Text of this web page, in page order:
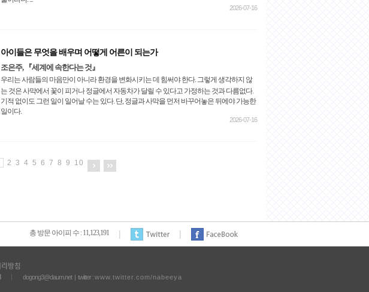
2026-07-16
아이들은 무엇을 배우며 어떻게 어른이 되는가
조은주, 『세계에 속한다는 것』
우리는 사람들의 마음만이 아니라 환경을 변화시키는 데 힘써야 한다. 그렇게 생각하지 않
는 것은 사막에서 꽃이 피거나 정글에서 자동차가 달릴 수 있다고 가정하는 것과 다름없다.
기적 없이도 그런 일이 일어날 수는 있다. 단, 정글과 사막을 먼저 바꾸어놓은 뒤에야 가능한
일이다.
2026-07-16
2 3 4 5 6 7 8 9 10
총 방문 아이피 수 : 11,123,191
dogong3@daum.net | twitter :www.twitter.com/nabeeya